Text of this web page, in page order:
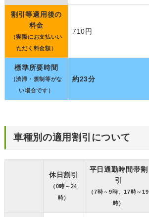
割引等適用後の
料金
（実際にお支払いい
ただく料金額）
710円
標準所要時間
（渋滞・規制等がな
い場合です）
約23分
車種別の適用割引について
休日割引
（0時～24
時）
平日通勤時間帯割
引
（7時～9時、17時～19
時）